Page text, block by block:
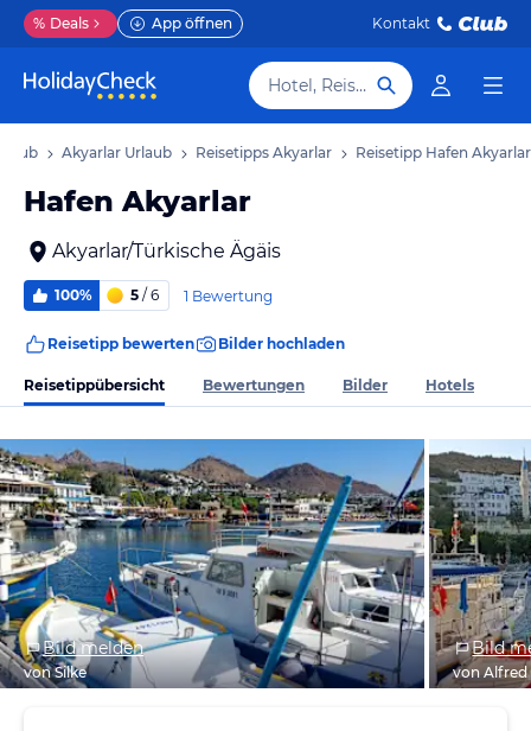
% Deals App öffnen Kontakt
Hotel, Reiseziel
Akyarlar Urlaub Reisetipps Akyarlar Reisetipp Hafen Akyarlar
Hafen Akyarlar
Akyarlar/Türkische Ägäis
100% 5 / 6 1 Bewertung
Reisetipp bewerten Bilder hochladen
Reisetippübersicht Bewertungen Bilder Hotels
Bild melden
von Silke
Bild
von Alfred